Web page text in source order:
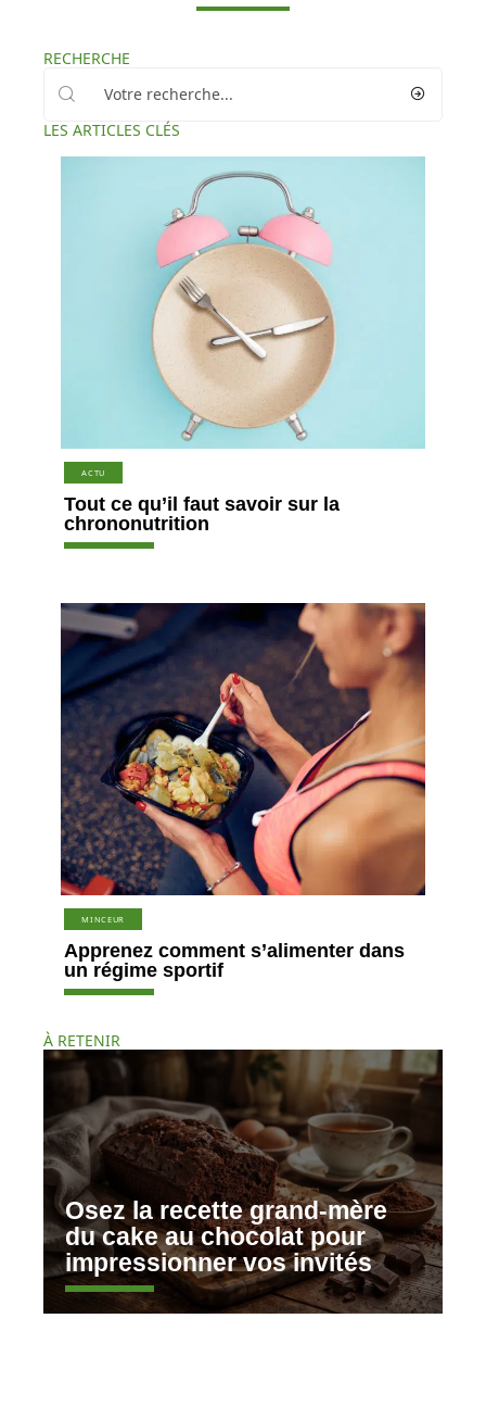
RECHERCHE
LES ARTICLES CLÉS
ACTU
Tout ce qu’il faut savoir sur la
chrononutrition
MINCEUR
Apprenez comment s’alimenter dans
un régime sportif
À RETENIR
Osez la recette grand-mère
du cake au chocolat pour
impressionner vos invités